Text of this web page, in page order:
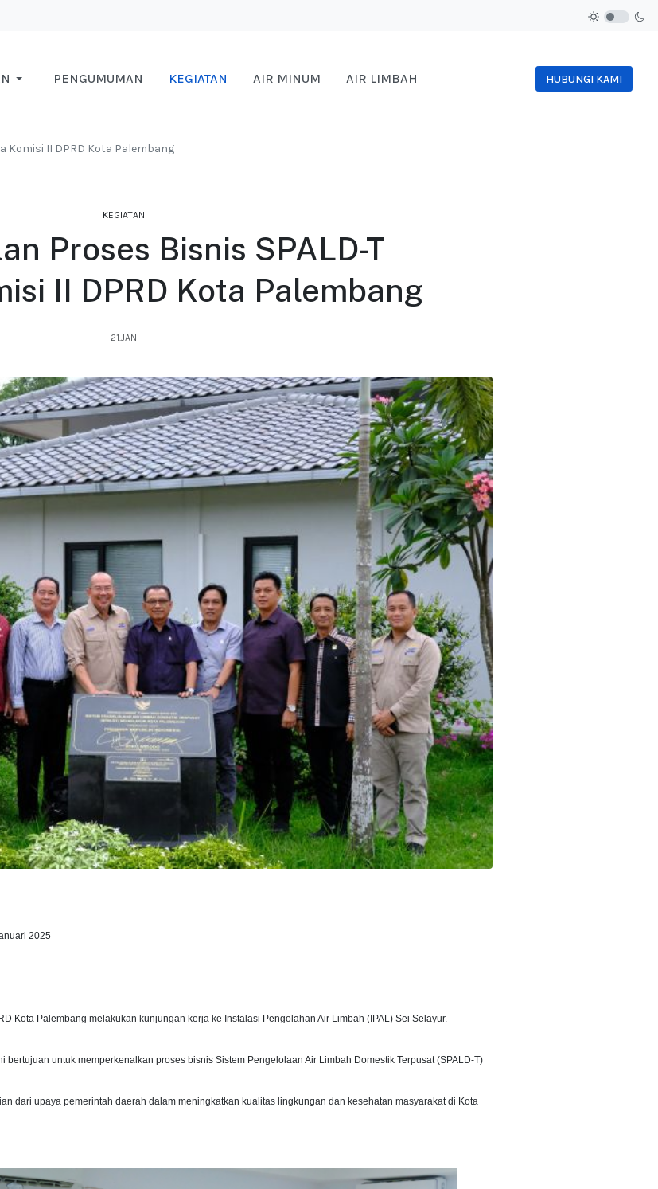
PENGUMUMAN KEGIATAN AIR MINUM AIR LIMBAH HUBUNGI KAMI
Komisi II DPRD Kota Palembang
KEGIATAN
Proses Bisnis SPALD-T
II DPRD Kota Palembang
21.JAN
2025
Kota Palembang melakukan kunjungan kerja ke Instalasi Pengolahan Air Limbah (IPAL) Sei Selayur.
bertujuan untuk memperkenalkan proses bisnis Sistem Pengelolaan Air Limbah Domestik Terpusat (SPALD-T)
dari upaya pemerintah daerah dalam meningkatkan kualitas lingkungan dan kesehatan masyarakat di Kota